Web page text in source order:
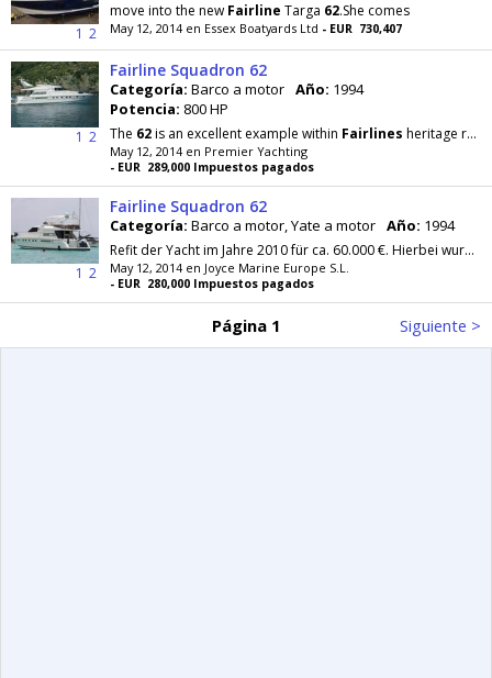
1 2
move into the new Fairline Targa 62.She comes
May 12, 2014 en Essex Boatyards Ltd - EUR 730,407
1 2
Fairline Squadron 62
Categoría: Barco a motor Año: 1994
Potencia: 800 HP
The 62is an excellent example within Fairlines heritage range. Her superstructure lines flow aft
May 12, 2014 en Premier Yachting
- EUR 289,000 Impuestos pagados
1 2
Fairline Squadron 62
Categoría: Barco a motor, Yate a motor Año: 1994
Refit der Yacht im Jahre 2010 für ca. 60.000 €. Hierbei wurden erneuert: 80% der Batterien-. El. Ankerwinde - El. Hydr. Gangway mit Kranfunktion...
May 12, 2014 en Joyce Marine Europe S.L.
- EUR 280,000 Impuestos pagados
Página 1 Siguiente >